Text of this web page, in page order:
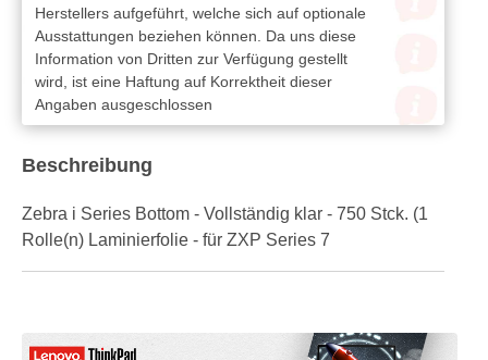
Herstellers aufgeführt, welche sich auf optionale
Ausstattungen beziehen können. Da uns diese
Information von Dritten zur Verfügung gestellt
wird, ist eine Haftung auf Korrektheit dieser
Angaben ausgeschlossen
Beschreibung
Zebra i Series Bottom - Vollständig klar - 750 Stck. (1
Rolle(n) Laminierfolie - für ZXP Series 7